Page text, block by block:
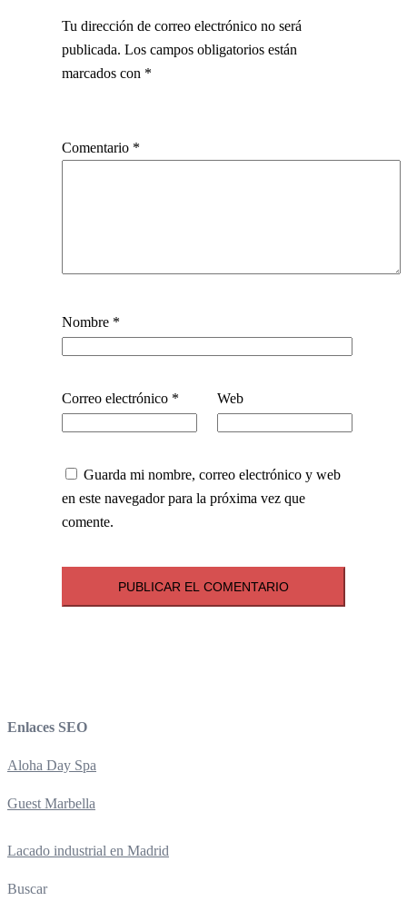
Tu dirección de correo electrónico no será
publicada. Los campos obligatorios están
marcados con *
Comentario *
Nombre *
Correo electrónico * Web
Guarda mi nombre, correo electrónico y web
en este navegador para la próxima vez que
comente.
Enlaces SEO
Aloha Day Spa
Guest Marbella
Lacado industrial en Madrid
Buscar